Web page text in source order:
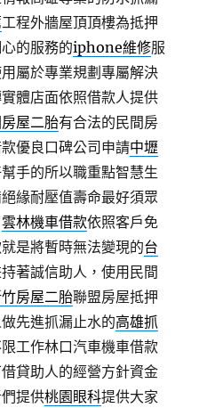
工程外牆屋頂頂樓為抵押
的服務的iphone維修服
屬於專業規劃專屬解決
體店面依照借款人提供
屋二胎有合法的民間房
優良口碑公司申請中壢
手的所以職重點智慧生
緣耐壓值壽命最好須眾
雲林機車借款依照客戶免
是將暫時無法變現的台
著誠信助人，使用民間
房屋二胎聯盟房屋抵押
先進抓漏止水的高雄抓
工作林口汽車機車借款
貸助人的經營方針資金
提供桃園眼科提供大家